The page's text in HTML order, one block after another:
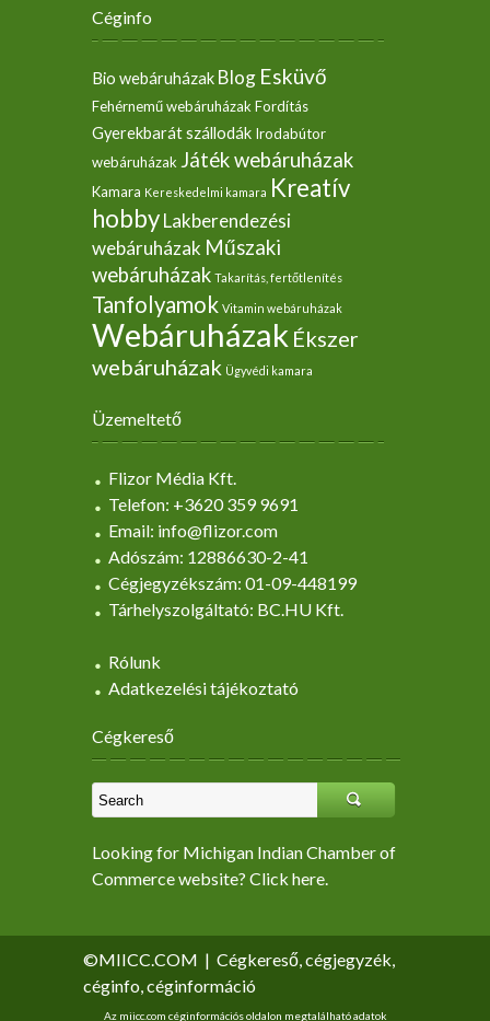
Céginfo
Bio webáruházak Blog Esküvő
Fehérnemű webáruházakFordítás
Gyerekbarát szállodák Irodabútor
webáruházak Játék webáruházak
Kamara Kereskedelmi kamara Kreatív
hobbyLakberendezési
webáruházak Műszaki
webáruházak Takarítás, fertőtlenítés
Tanfolyamok Vitamin webáruházak
Webáruházak Ékszer
webáruházak Ügyvédi kamara
Üzemeltető
Flizor Média Kft.
Telefon: +3620 359 9691
Email: info@flizor.com
Adószám: 12886630-2-41
Cégjegyzékszám: 01-09-448199
Tárhelyszolgáltató: BC.HU Kft.
Rólunk
Adatkezelési tájékoztató
Cégkereső
Looking for Michigan Indian Chamber of
Commerce website? Click here.
©MIICC.COM | Cégkereső, cégjegyzék,
céginfo, céginformáció
Az miicc.com céginformációs oldalon megtalálható adatok